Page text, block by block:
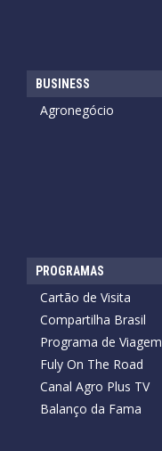
BUSINESS
Agronegócio
PROGRAMAS
Cartão de Visita
Compartilha Brasil
Programa de Viagem
Fuly On The Road
Canal Agro Plus TV
Balanço da Fama